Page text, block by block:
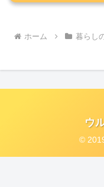
ホーム 暮らし
ウ
©